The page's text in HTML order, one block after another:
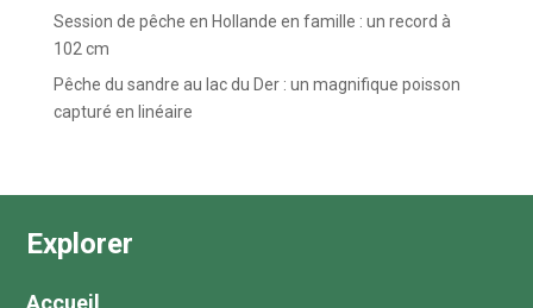
Session de pêche en Hollande en famille : un record à
102 cm
Pêche du sandre au lac du Der : un magnifique poisson
capturé en linéaire
Explorer
Accueil